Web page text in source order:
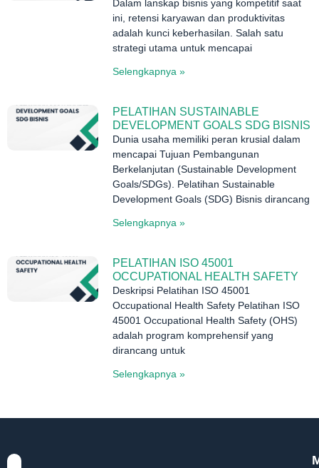
Dalam lanskap bisnis yang kompetitif saat
ini, retensi karyawan dan produktivitas
adalah kunci keberhasilan. Salah satu
strategi utama untuk mencapai
Selengkapnya »
PELATIHAN SUSTAINABLE
DEVELOPMENT GOALS SDG BISNIS
Dunia usaha memiliki peran krusial dalam
mencapai Tujuan Pembangunan
Berkelanjutan (Sustainable Development
Goals/SDGs). Pelatihan Sustainable
Development Goals (SDG) Bisnis dirancang
Selengkapnya »
PELATIHAN ISO 45001
OCCUPATIONAL HEALTH SAFETY
Deskripsi Pelatihan ISO 45001
Occupational Health Safety Pelatihan ISO
45001 Occupational Health Safety (OHS)
adalah program komprehensif yang
dirancang untuk
Selengkapnya »